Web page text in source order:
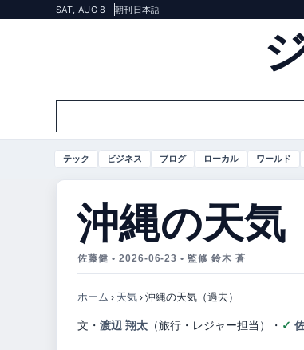
SAT, AUG 8 朝刊 日本語
テック ビジネス ブログ ローカル ワールド
沖縄の天気
佐藤健 • 2026-06-23 • 監修 鈴木 蒼
ホーム › 天気›沖縄の天気（過去）
文・ 渡辺 翔太 （旅行・レジャー担当） ・